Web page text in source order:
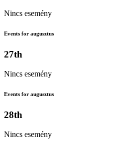
Nincs esemény
Events for augusztus
27th
Nincs esemény
Events for augusztus
28th
Nincs esemény